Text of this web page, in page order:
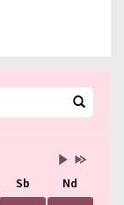
Przestaw
na
Wrzesień
Przestaw
na
Sierpień
Sb
Nd